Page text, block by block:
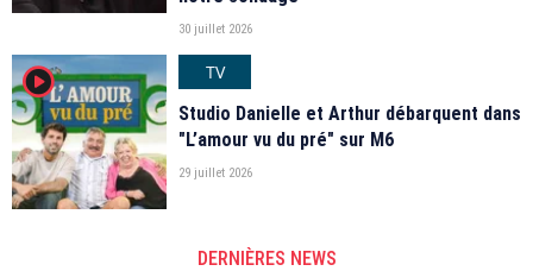
30 juillet 2026
player2
TV
Studio Danielle et Arthur débarquent dans
"L’amour vu du pré" sur M6
29 juillet 2026
DERNIÈRES NEWS